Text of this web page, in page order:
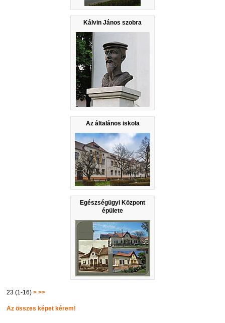
Kálvin János szobra
Az általános iskola
Egészségügyi Központ
épülete
23 (1-16)> >>
Az összes képet kérem!